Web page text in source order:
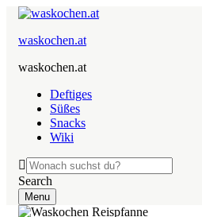
waskochen.at
waskochen.at
Deftiges
Süßes
Snacks
Wiki
Search
Menu